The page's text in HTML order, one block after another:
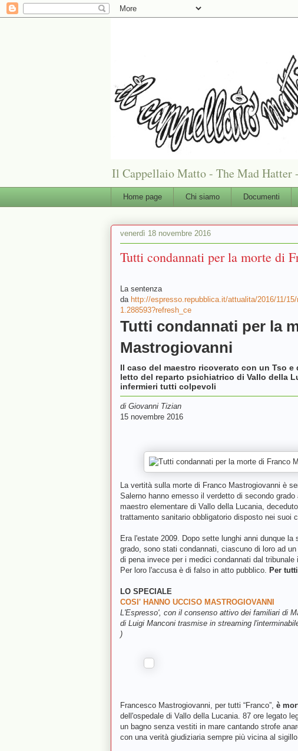
Il Cappellaio Matto - The Mad Hatter
Home page Chi siamo Documenti
venerdì 18 novembre 2016
Tutti condannati per la morte di
La sentenza
da http://espresso.repubblica.it/attualita/2016/11/
1.288593?refresh_ce
Tutti condannati per la
Mastrogiovanni
Il caso del maestro ricoverato con un Tso
letto del reparto psichiatrico di Vallo della
infermieri tutti colpevoli
di Giovanni Tizian
15 novembre 2016
La vertità sulla morte di Franco Mastrogiovanni è
Salerno hanno emesso il verdetto di secondo
maestro elementare di Vallo della Lucania,
trattamento sanitario obbligatorio disposto nei suoi
Era l'estate 2009. Dopo sette lunghi anni dunque
grado, sono stati condannati, ciascuno di loro ad
di pena invece per i medici condannati dal
Per loro l'accusa è di falso in atto pubblico.
Per
LO SPECIALE
COSI' HANNO UCCISO MASTROGIOVANNI
L'Espresso', con il consenso attivo dei familiari di
di Luigi Manconi trasmise in streaming
)
Francesco Mastrogiovanni, per tutti “Franco”, è
dell'ospedale di Vallo della Lucania. 87 ore legato
un bagno senza vestiti in mare cantando strofe
con una verità giudiziaria sempre più vicina al sigillo